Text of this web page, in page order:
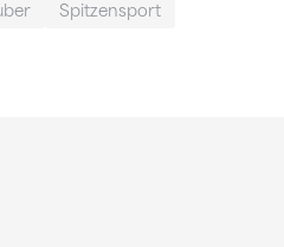
Spitzensport